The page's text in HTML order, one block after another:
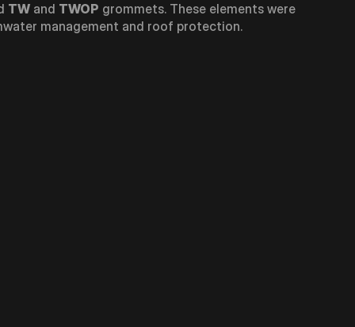
TW and TWOP grommets. These elements were
management and roof protection.